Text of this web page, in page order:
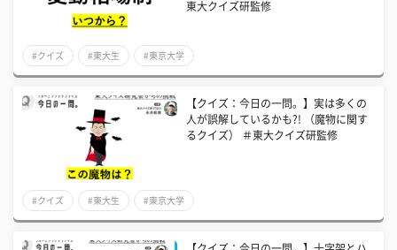
東大クイズ研監修
#クイズ #東大生 #東京大学
【クイズ：今日の一問。】実は多くの
人が誤解しているかも?! （魔物に関す
るクイズ） ＃東大クイズ研監修
#クイズ #東大生 #東京大学